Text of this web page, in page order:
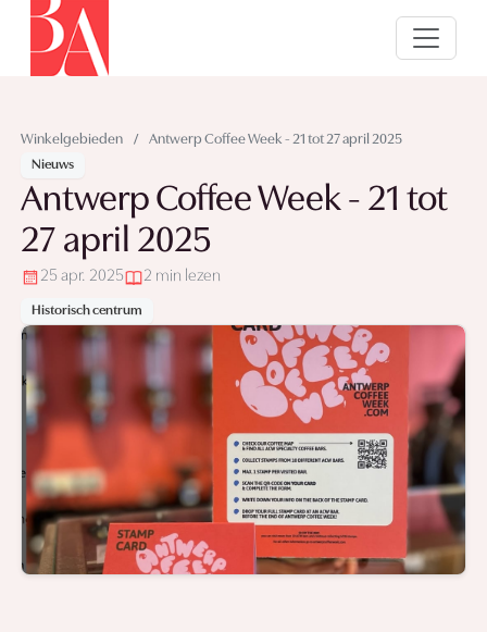
Winkelgebieden /
Antwerp Coffee Week - 21 tot 27 april 2025
Nieuws
Antwerp Coffee Week - 21 tot
27 april 2025
25 apr. 2025 2 min lezen
Historisch centrum